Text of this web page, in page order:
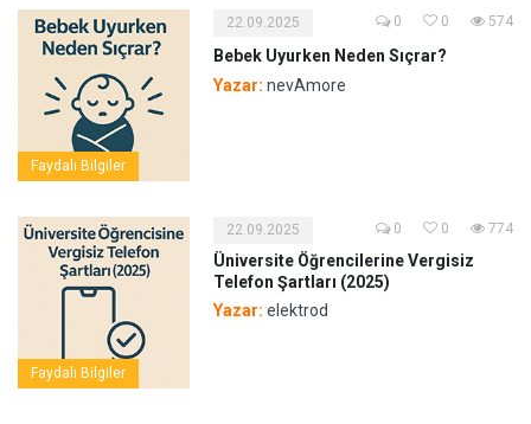
Faydalı Bilgiler
22.09.2025 0 0 574
Bebek Uyurken Neden Sıçrar?
Yazar: nevAmore
Faydalı Bilgiler
22.09.2025 0 0 774
Üniversite Öğrencilerine Vergisiz
Telefon Şartları (2025)
Yazar: elektrod